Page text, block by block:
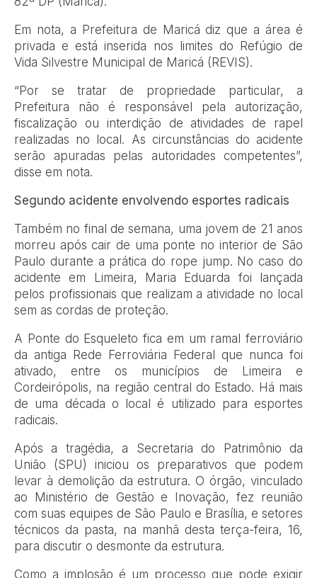
Em nota, a Prefeitura de Maricá diz que a área é
privada e está inserida nos limites do Refúgio de
Vida Silvestre Municipal de Maricá (REVIS).
“Por se tratar de propriedade particular, a
Prefeitura não é responsável pela autorização,
fiscalização ou interdição de atividades de rapel
realizadas no local. As circunstâncias do acidente
serão apuradas pelas autoridades competentes”,
disse em nota.
Segundo acidente envolvendo esportes radicais
Também no final de semana, uma jovem de 21 anos
morreu após cair de uma ponte no interior de São
Paulo durante a prática do rope jump. No caso do
acidente em Limeira, Maria Eduarda foi lançada
pelos profissionais que realizam a atividade no local
sem as cordas de proteção.
A Ponte do Esqueleto fica em um ramal ferroviário
da antiga Rede Ferroviária Federal que nunca foi
ativado, entre os municípios de Limeira e
Cordeirópolis, na região central do Estado. Há mais
de uma década o local é utilizado para esportes
radicais.
Após a tragédia, a Secretaria do Patrimônio da
União (SPU) iniciou os preparativos que podem
levar à demolição da estrutura. O órgão, vinculado
ao Ministério de Gestão e Inovação, fez reunião
com suas equipes de São Paulo e Brasília, e setores
técnicos da pasta, na manhã desta terça-feira, 16,
para discutir o desmonte da estrutura.
Como a implosão é um processo que pode exigir